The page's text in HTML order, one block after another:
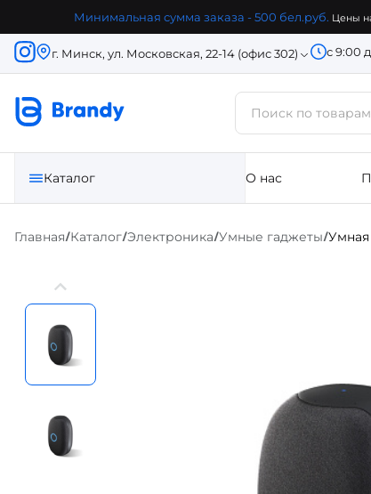
Минимальная сумма заказа - 500 бел.руб. Цены
г. Минск, ул. Московская, 22-14 (офис 302) с 9:00
Каталог О нас
Главная/Каталог/Электроника/Умные гаджеты/